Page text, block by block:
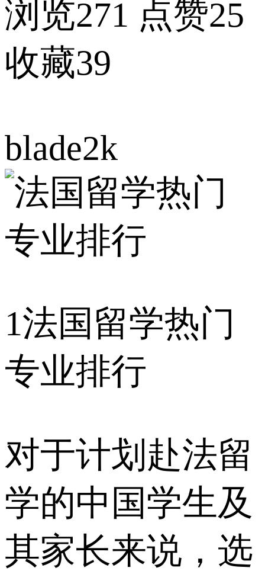
浏览271 点赞25
收藏39
blade2k
1法国留学热门
专业排行
对于计划赴法留
学的中国学生及
其家长来说，选